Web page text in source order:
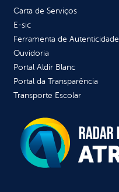
Carta de Serviços
E-sic
Ferramenta de Autenticidade
Ouvidoria
Portal Aldir Blanc
Portal da Transparência
Transporte Escolar